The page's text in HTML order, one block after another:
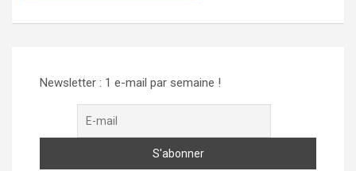
Newsletter : 1 e-mail par semaine !